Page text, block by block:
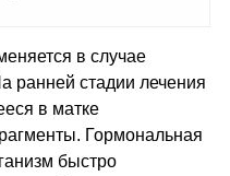
в случае
ранней стадии лечения
в матке
Гормональная
быстро